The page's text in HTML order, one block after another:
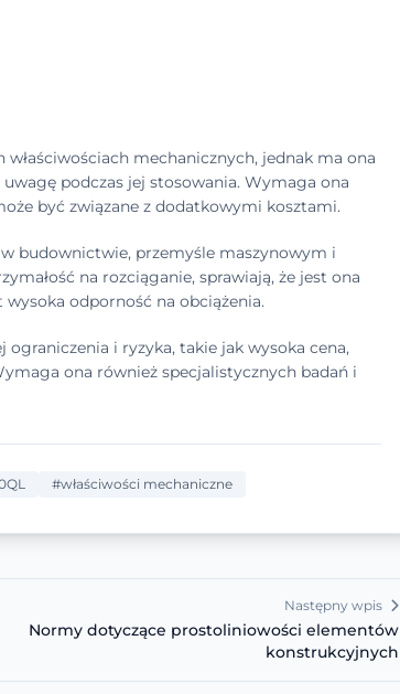
mechanicznych, jednak ma ona
podczas jej stosowania. Wymaga ona
być związane z dodatkowymi kosztami.
budownictwie, przemyśle maszynowym i
na rozciąganie, sprawiają, że jest ona
odporność na obciążenia.
i ryzyka, takie jak wysoka cena,
ona również specjalistycznych badań i
#właściwości mechaniczne
Następny wpis
Normy dotyczące prostoliniowości elementów
konstrukcyjnych